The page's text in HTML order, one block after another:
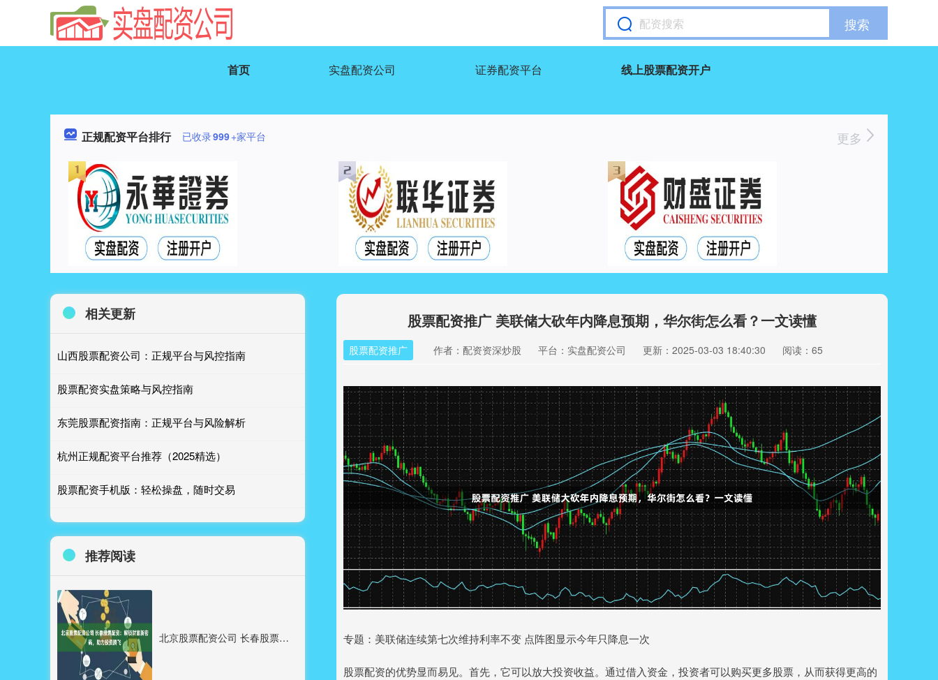
搜索
首页 实盘配资公司 证券配资平台 线上股票配资开户
正规配资平台排行 已收录999+家平台 更多
股票配资推广 美联储大砍年内降息预期，华尔街怎么看？一文读懂
股票配资推广 作者：配资资深炒股 平台：实盘配资公司 更新：2025-03-03 18:40:30 阅读：65
专题：美联储连续第七次维持利率不变 点阵图显示今年只降息一次
股票配资的优势显而易见。首先，它可以放大投资收益。通过借入资金，投资者可以购买更多股票，从而获得更高的
相关更新
山西股票配资公司：正规平台与风控指南
股票配资实盘策略与风控指南
东莞股票配资指南：正规平台与风险解析
杭州正规配资平台推荐（2025精选）
股票配资手机版：轻松操盘，随时交易
推荐阅读
北京股票配资公司 长春股票配资：解锁财富新密码，助力投资腾飞